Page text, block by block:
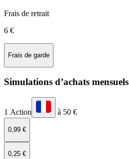
Frais de retrait
6 €
Frais de garde
Simulations d’achats mensuels
1 Action à 50 €
0,99 €
0,25 €